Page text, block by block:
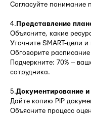
Согласуйте понимание
4. Представление
Объясните, какие
Уточните SMART-цели
Обговорите расписание
Подчеркните: 70% —
сотрудника.
5.Документирование
Дайте копию PIP
Объясните процесс